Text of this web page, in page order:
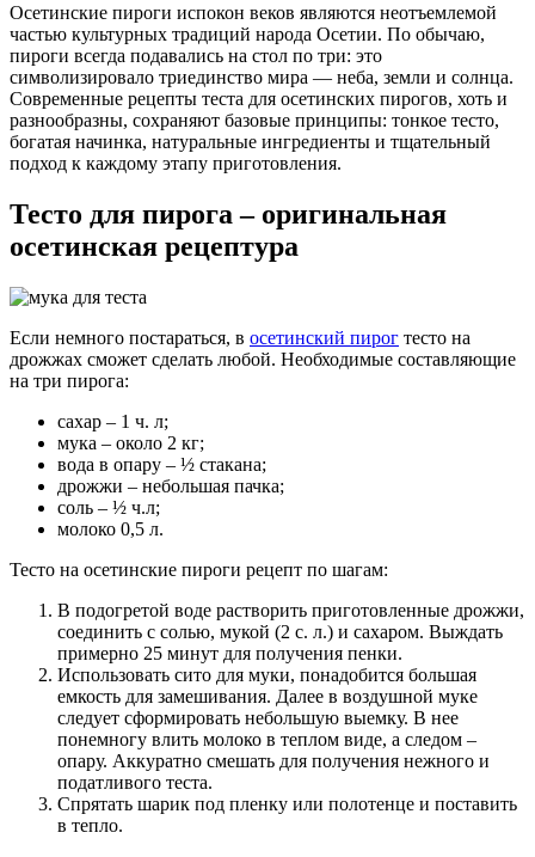
Осетинские пироги испокон веков являются неотъемлемой
частью культурных традиций народа Осетии. По обычаю,
пироги всегда подавались на стол по три: это
символизировало триединство мира — неба, земли и солнца.
Современные рецепты теста для осетинских пирогов, хоть и
разнообразны, сохраняют базовые принципы: тонкое тесто,
богатая начинка, натуральные ингредиенты и тщательный
подход к каждому этапу приготовления.
Тесто для пирога – оригинальная
осетинская рецептура
Если немного постараться, в осетинский пирог тесто на
дрожжах сможет сделать любой. Необходимые составляющие
на три пирога:
сахар – 1 ч. л;
мука – около 2 кг;
вода в опару – ½ стакана;
дрожжи – небольшая пачка;
соль – ½ ч.л;
молоко 0,5 л.
Тесто на осетинские пироги рецепт по шагам:
В подогретой воде растворить приготовленные дрожжи,
соединить с солью, мукой (2 с. л.) и сахаром. Выждать
примерно 25 минут для получения пенки.
Использовать сито для муки, понадобится большая
емкость для замешивания. Далее в воздушной муке
следует сформировать небольшую выемку. В нее
понемногу влить молоко в теплом виде, а следом –
опару. Аккуратно смешать для получения нежного и
податливого теста.
Спрятать шарик под пленку или полотенце и поставить
в тепло.